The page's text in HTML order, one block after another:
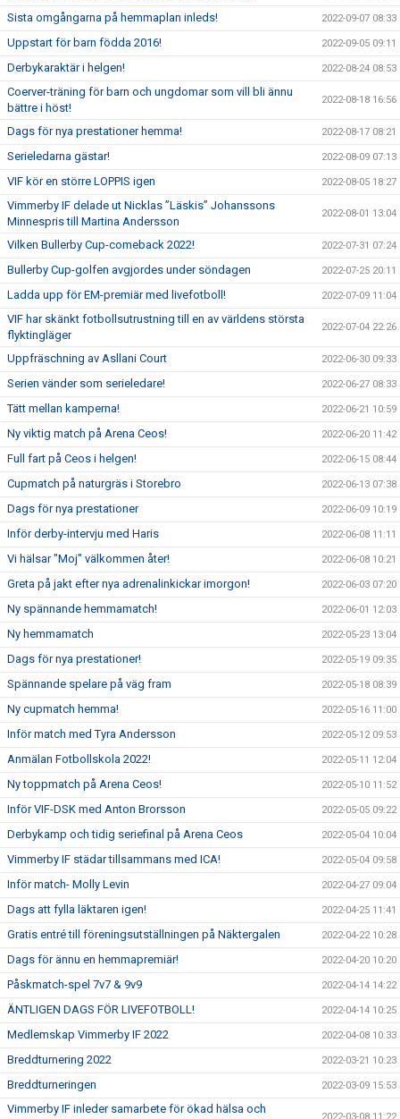
Sista omgångarna på hemmaplan inleds! 2022-09-07 08:33
Uppstart för barn födda 2016! 2022-09-05 09:11
Derbykaraktär i helgen! 2022-08-24 08:53
Coerver-träning för barn och ungdomar som vill bli ännu
bättre i höst!
2022-08-18 16:56
Dags för nya prestationer hemma! 2022-08-17 08:21
Serieledarna gästar! 2022-08-09 07:13
VIF kör en större LOPPIS igen 2022-08-05 18:27
Vimmerby IF delade ut Nicklas ”Läskis” Johanssons
Minnespris till Martina Andersson
2022-08-01 13:04
Vilken Bullerby Cup-comeback 2022! 2022-07-31 07:24
Bullerby Cup-golfen avgjordes under söndagen 2022-07-25 20:11
Ladda upp för EM-premiär med livefotboll! 2022-07-09 11:04
VIF har skänkt fotbollsutrustning till en av världens största
flyktingläger
2022-07-04 22:26
Uppfräschning av Asllani Court 2022-06-30 09:33
Serien vänder som serieledare! 2022-06-27 08:33
Tätt mellan kamperna! 2022-06-21 10:59
Ny viktig match på Arena Ceos! 2022-06-20 11:42
Full fart på Ceos i helgen! 2022-06-15 08:44
Cupmatch på naturgräs i Storebro 2022-06-13 07:38
Dags för nya prestationer 2022-06-09 10:19
Inför derby-intervju med Haris 2022-06-08 11:11
Vi hälsar "Moj" välkommen åter! 2022-06-08 10:21
Greta på jakt efter nya adrenalinkickar imorgon! 2022-06-03 07:20
Ny spännande hemmamatch! 2022-06-01 12:03
Ny hemmamatch 2022-05-23 13:04
Dags för nya prestationer! 2022-05-19 09:35
Spännande spelare på väg fram 2022-05-18 08:39
Ny cupmatch hemma! 2022-05-16 11:00
Inför match med Tyra Andersson 2022-05-12 09:53
Anmälan Fotbollskola 2022! 2022-05-11 12:04
Ny toppmatch på Arena Ceos! 2022-05-10 11:52
Inför VIF-DSK med Anton Brorsson 2022-05-05 09:22
Derbykamp och tidig seriefinal på Arena Ceos 2022-05-04 10:04
Vimmerby IF städar tillsammans med ICA! 2022-05-04 09:58
Inför match- Molly Levin 2022-04-27 09:04
Dags att fylla läktaren igen! 2022-04-25 11:41
Gratis entré till föreningsutställningen på Näktergalen 2022-04-22 10:28
Dags för ännu en hemmapremiär! 2022-04-20 10:20
Påskmatch-spel 7v7 & 9v9 2022-04-14 14:22
ÄNTLIGEN DAGS FÖR LIVEFOTBOLL! 2022-04-14 10:25
Medlemskap Vimmerby IF 2022 2022-04-08 10:33
Breddturnering 2022 2022-03-21 10:23
Breddturneringen 2022-03-09 15:53
Vimmerby IF inleder samarbete för ökad hälsa och